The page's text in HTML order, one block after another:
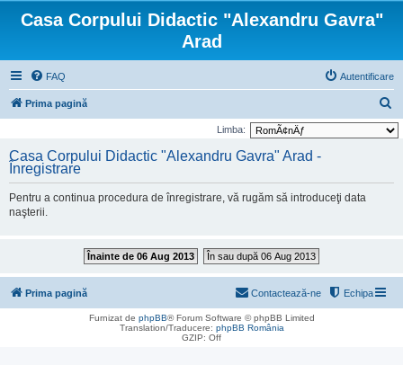
Casa Corpului Didactic "Alexandru Gavra"
Arad
FAQ Autentificare
Prima pagină
ă
Limba:
Casa Corpului Didactic "Alexandru Gavra" Arad -
Înregistrare
Pentru a continua procedura de înregistrare, vă rugăm să introduceţi data
naşterii.
Înainte de 06 Aug 2013 În sau după 06 Aug 2013
Prima pagină Echipa
Contactează-ne
Furnizat de phpBB® Forum Software © phpBB Limited
Translation/Traducere: phpBB România
GZIP: Off